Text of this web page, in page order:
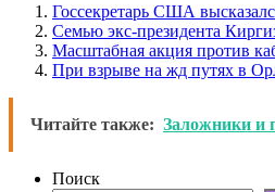
Госсекретарь США
Семью экс-президента
Масштабная акция против
При взрыве на жд путях в
Читайте также: Заложники и
Поиск